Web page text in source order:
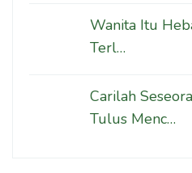
Wanita Itu
Terl…
Carilah
Tulus Menc…